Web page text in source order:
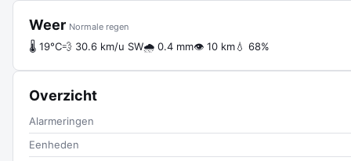
Weer Normale regen
🌡 19°C💨 30.6 km/u SW🌧 0.4 mm👁 10 km💧 68%
Overzicht
Alarmeringen
Eenheden